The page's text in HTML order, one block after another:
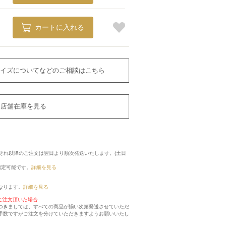
カートに入れる
ズについてなどのご相談はこちら
店舗在庫を見る
れ以降のご注文は翌日より順次発送いたします。(土日
可能です。 詳細を見る
ます。 詳細を見る
注文頂いた場合
きましては、すべての商品が揃い次第発送させていただ
ですがご注文を分けていただきますようお願いいたし